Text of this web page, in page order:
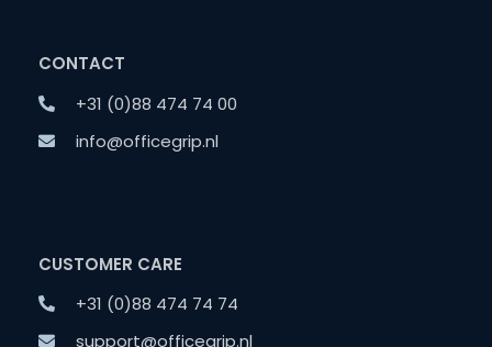
CONTACT
+31 (0)88 474 74 00
info@officegrip.nl
CUSTOMER CARE
+31 (0)88 474 74 74
support@officegrip.nl